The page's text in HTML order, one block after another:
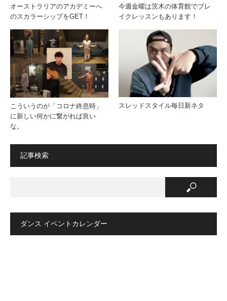
オーストラリアのアカデミーへ
のスカラーシップをGET！
今週金曜は茨木の体育館でブレ
イクレッスンもあります！
こういうのが「コロナ終息時」
に新しい何かに繋がれば良い
な。
スレッドスタイル毎日新ネタ
記事検索
ダンス イベントカレンダー